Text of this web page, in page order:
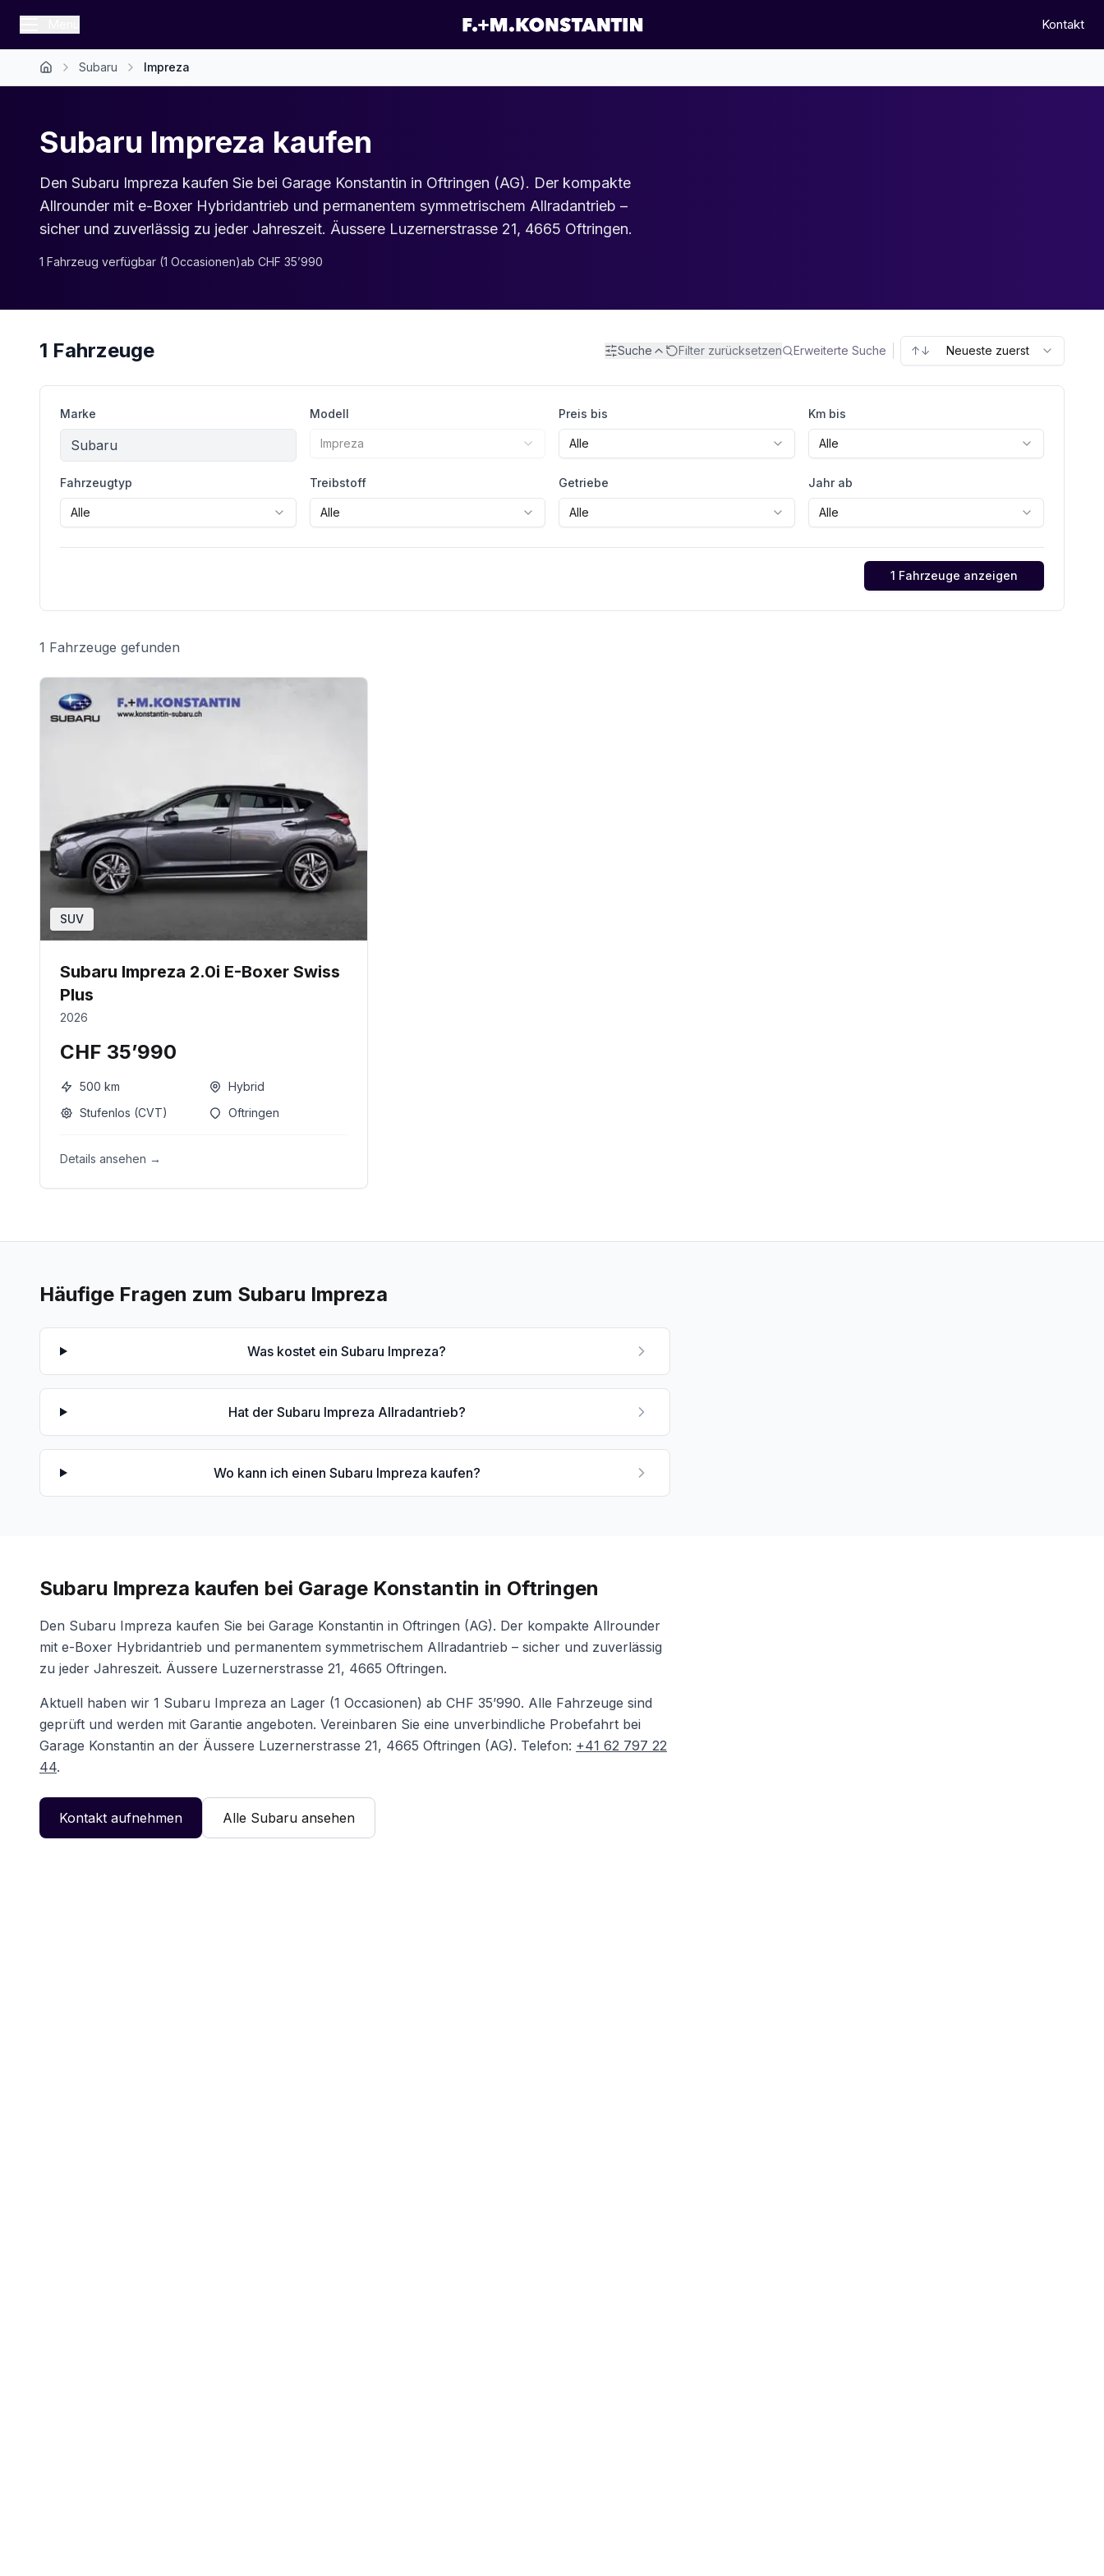
Kontakt
Subaru Impreza
Subaru Impreza kaufen
Den Subaru Impreza kaufen Sie bei Garage Konstantin in Oftringen (AG). Der kompakte
Allrounder mit e-Boxer Hybridantrieb und permanentem symmetrischem Allradantrieb –
sicher und zuverlässig zu jeder Jahreszeit. Äussere Luzernerstrasse 21, 4665 Oftringen.
1 Fahrzeug verfügbar (1 Occasionen)ab CHF 35’990
1 Fahrzeuge Suche Filter zurücksetzen Erweiterte Suche ↑↓ Neueste zuerst
Marke
Subaru
Modell
Impreza
Preis bis
Alle
Km bis
Alle
Fahrzeugtyp
Alle
Treibstoff
Alle
Getriebe
Alle
Jahr ab
Alle
1 Fahrzeuge anzeigen
1 Fahrzeuge gefunden
SUV
Subaru Impreza 2.0i E-Boxer Swiss
Plus
2026
CHF 35’990
500 km
Hybrid
Stufenlos (CVT)
Oftringen
Details ansehen →
Häufige Fragen zum Subaru Impreza
Was kostet ein Subaru Impreza?
Hat der Subaru Impreza Allradantrieb?
Wo kann ich einen Subaru Impreza kaufen?
Subaru Impreza kaufen bei Garage Konstantin in Oftringen
Den Subaru Impreza kaufen Sie bei Garage Konstantin in Oftringen (AG). Der kompakte Allrounder
mit e-Boxer Hybridantrieb und permanentem symmetrischem Allradantrieb – sicher und zuverlässig
zu jeder Jahreszeit. Äussere Luzernerstrasse 21, 4665 Oftringen.
Aktuell haben wir 1 Subaru Impreza an Lager (1 Occasionen) ab CHF 35’990. Alle Fahrzeuge sind
geprüft und werden mit Garantie angeboten. Vereinbaren Sie eine unverbindliche Probefahrt bei
Garage Konstantin an der Äussere Luzernerstrasse 21, 4665 Oftringen (AG). Telefon: +41 62 797 22
44.
Kontakt aufnehmen Alle Subaru ansehen